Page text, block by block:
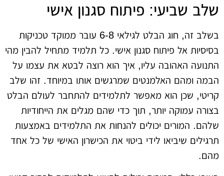
שלב שביעי: פיתוח סגנון אישי
בשלב זה, חוג הבלט לגילאי 6-8 עובר ממוקד טכניקות
בסיסיות אל פיתוח סגנון אישי. כל תלמיד מתחיל להבין מהי
התנועה האהובה עליו, איך הוא רוצה לבטא את עצמו על
הבמה ומהם האלמנטים שמרגשים אותו במיוחד. זהו שלב
קריטי, שכן הוא מאפשר לתלמידים להתחבר לעולם הבלט
בצורה עמוקה יותר, תוך כדי שהם מגלים את הייחודיות
שלהם. המורים יכולים להנחות את התלמידים באמצעות
תרגילים שיביאו לידי ביטוי את הכישרון האישי של כל אחד
מהם.